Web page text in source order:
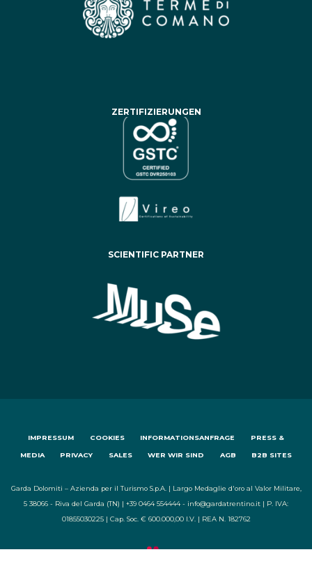
ZERTIFIZIERUNGEN
SCIENTIFIC PARTNER
IMPRESSUM COOKIES INFORMATIONSANFRAGE PRESS &
MEDIA PRIVACY SALES WER WIR SIND AGB B2B SITES
Garda Dolomiti – Azienda per il Turismo S.p.A. | Largo Medaglie d'oro al Valor Militare,
5 38066 - Riva del Garda (TN) | +39 0464 554444 - info@gardatrentino.it | P. IVA:
01855030225 | Cap. Soc. € 600.000,00 I.V. | REA N. 182762